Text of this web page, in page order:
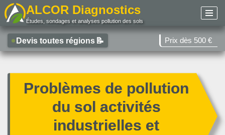
au
contenu
ALCOR Diagnostics
Études, sondages et analyses pollution des sols
Devis toutes régions 📝 Prix dès 500 €
Problèmes de pollution
du sol activités
industrielles et